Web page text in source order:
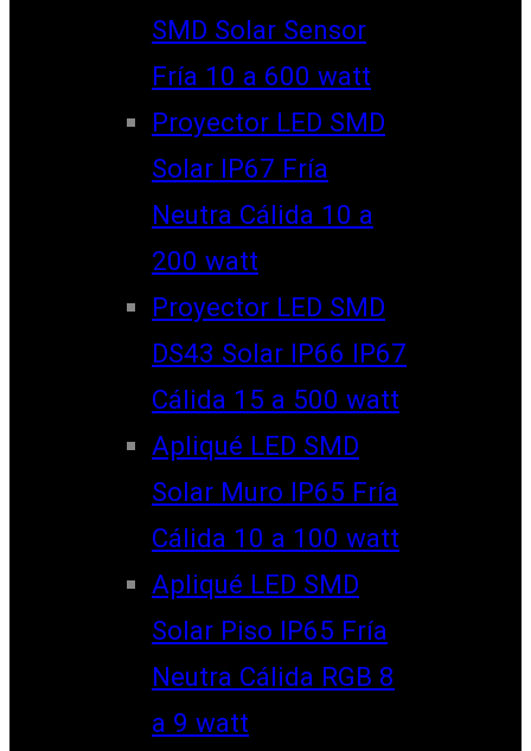
SMD Solar Sensor
Fría 10 a 600 watt
Proyector LED SMD
Solar IP67 Fría
Neutra Cálida 10 a
200 watt
Proyector LED SMD
DS43 Solar IP66 IP67
Cálida 15 a 500 watt
Apliqué LED SMD
Solar Muro IP65 Fría
Cálida 10 a 100 watt
Apliqué LED SMD
Solar Piso IP65 Fría
Neutra Cálida RGB 8
a 9 watt